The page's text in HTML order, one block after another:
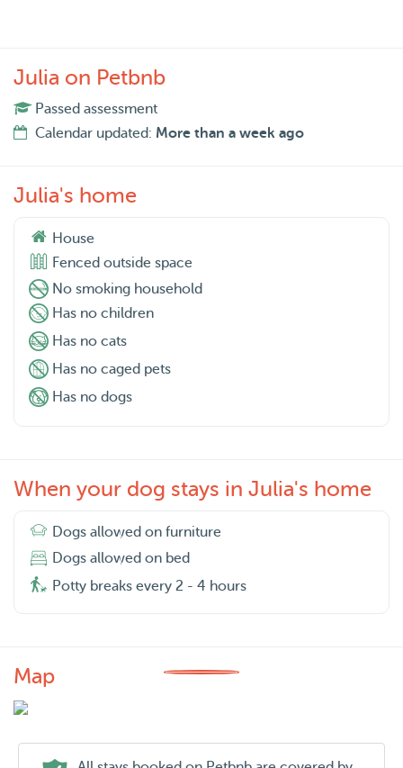
Julia on Petbnb
Passed assessment
Calendar updated: More than a week ago
Julia's home
House
Fenced outside space
No smoking household
Has no children
Has no cats
Has no caged pets
Has no dogs
When your dog stays in Julia's home
Dogs allowed on furniture
Dogs allowed on bed
Potty breaks every 2 - 4 hours
Map